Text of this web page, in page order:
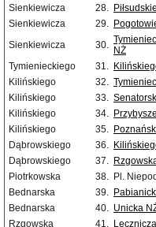
Sienkiewicza
28.
Sienkiewicza
29.
Sienkiewicza
30. NŻ
Tymienieckiego 31.
Kilińskiego
32.
Kilińskiego
33.
Kilińskiego
34.
Kilińskiego
35.
Dąbrowskiego
36.
Dąbrowskiego
37.
Piotrkowska
38. Pl.
Bednarska
39.
Bednarska
40. Unicka
Rzgowska
41. Lecznicza